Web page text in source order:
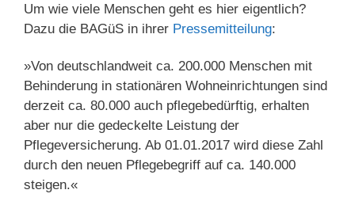
Um wie viele Menschen geht es hier eigentlich?
Dazu die BAGüS in ihrer Pressemitteilung:
»Von deutschlandweit ca. 200.000 Menschen mit
Behinderung in stationären Wohneinrichtungen sind
derzeit ca. 80.000 auch pflegebedürftig, erhalten
aber nur die gedeckelte Leistung der
Pflegeversicherung. Ab 01.01.2017 wird diese Zahl
durch den neuen Pflegebegriff auf ca. 140.000
steigen.«